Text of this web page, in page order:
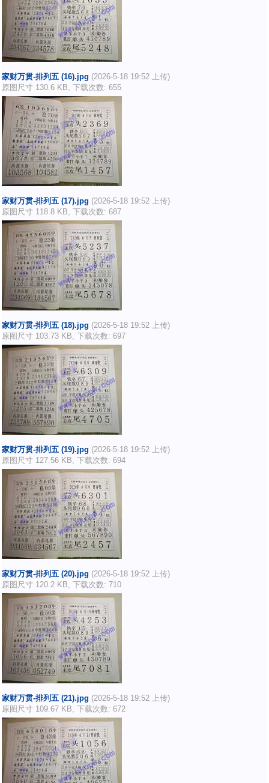
家财万贯-排列五 (16).jpg (2026-5-18 19:52 上传)
原图尺寸 130.6 KB, 下载次数: 655
家财万贯-排列五 (17).jpg (2026-5-18 19:52 上传)
原图尺寸 118.8 KB, 下载次数: 687
家财万贯-排列五 (18).jpg (2026-5-18 19:52 上传)
原图尺寸 103.73 KB, 下载次数: 697
家财万贯-排列五 (19).jpg (2026-5-18 19:52 上传)
原图尺寸 127.56 KB, 下载次数: 694
家财万贯-排列五 (20).jpg (2026-5-18 19:52 上传)
原图尺寸 120.2 KB, 下载次数: 710
家财万贯-排列五 (21).jpg (2026-5-18 19:52 上传)
原图尺寸 109.67 KB, 下载次数: 672